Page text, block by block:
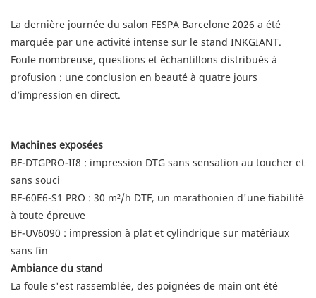
La dernière journée du salon FESPA Barcelone 2026 a été
marquée par une activité intense sur le stand INKGIANT.
Foule nombreuse, questions et échantillons distribués à
profusion : une conclusion en beauté à quatre jours
d’impression en direct.
Machines exposées
BF-DTGPRO-II8 : impression DTG sans sensation au toucher et
sans souci
BF-60E6-S1 PRO : 30 m²/h DTF, un marathonien d'une fiabilité
à toute épreuve
BF-UV6090 : impression à plat et cylindrique sur matériaux
sans fin
Ambiance du stand
La foule s'est rassemblée, des poignées de main ont été